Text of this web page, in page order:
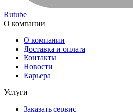
Rutube
О компании
О компании
Доставка и оплата
Контакты
Новости
Карьера
Услуги
Заказать сервис